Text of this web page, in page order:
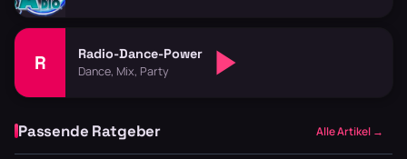
R Radio-Dance-Power
Dance, Mix, Party
Passende Ratgeber Alle Artikel →